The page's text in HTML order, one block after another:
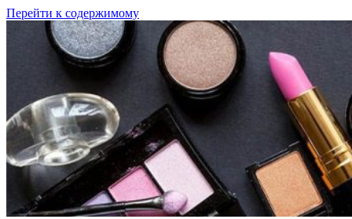
Перейти к содержимому